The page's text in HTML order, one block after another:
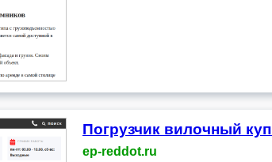
Погрузчик вилочный
ep-reddot.ru